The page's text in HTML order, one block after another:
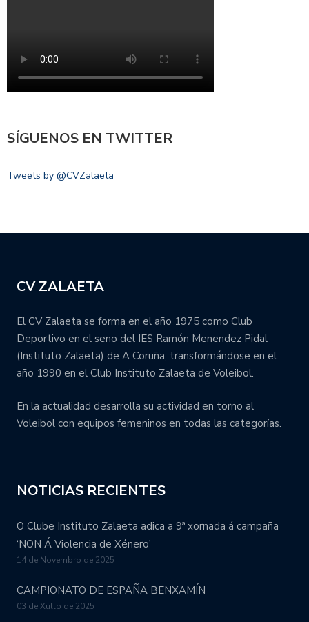
SÍGUENOS EN TWITTER
Tweets by @CVZalaeta
CV ZALAETA
El CV Zalaeta se forma en el año 1975 como Club
Deportivo en el seno del IES Ramón Menendez Pidal
(Instituto Zalaeta) de A Coruña, transformándose en el
año 1990 en el Club Instituto Zalaeta de Voleibol.
En la actualidad desarrolla su actividad en torno al
Voleibol con equipos femeninos en todas las categorías.
NOTICIAS RECIENTES
O Clube Instituto Zalaeta adica a 9ª xornada á campaña
‘NON Á Violencia de Xénero'
14 de Novembro de 2025
CAMPIONATO DE ESPAÑA BENXAMÍN
03 de Xullo de 2025